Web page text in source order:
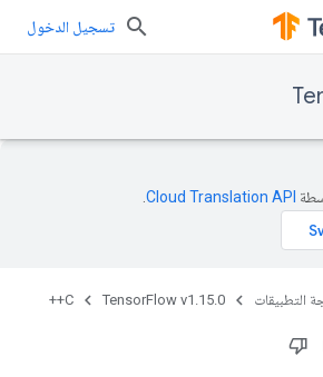
تسجيل الدخول
Cloud Translation API‏
التطبيقات TensorFlow v1.15.0
C++